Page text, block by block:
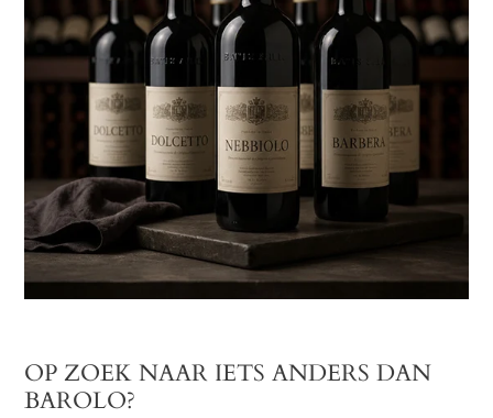
OP ZOEK NAAR IETS ANDERS DAN
BAROLO?